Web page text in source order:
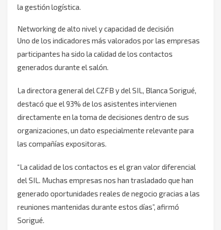
la gestión logística.
Networking de alto nivel y capacidad de decisión
Uno de los indicadores más valorados por las empresas
participantes ha sido la calidad de los contactos
generados durante el salón.
La directora general del CZFB y del SIL, Blanca Sorigué,
destacó que el 93% de los asistentes intervienen
directamente en la toma de decisiones dentro de sus
organizaciones, un dato especialmente relevante para
las compañías expositoras.
“La calidad de los contactos es el gran valor diferencial
del SIL. Muchas empresas nos han trasladado que han
generado oportunidades reales de negocio gracias a las
reuniones mantenidas durante estos días”, afirmó
Sorigué.